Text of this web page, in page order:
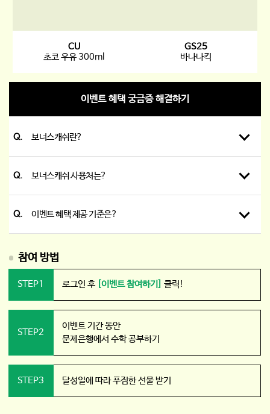
CU
초코 우유 300ml
GS25
바나나킥
이벤트 혜택 궁금증 해결하기
Q. 보너스캐쉬란?
Q. 보너스캐쉬 사용처는?
Q. 이벤트 혜택 제공 기준은?
참여 방법
STEP1 로그인 후 [이벤트 참여하기] 클릭!
STEP2
이벤트 기간 동안
문제은행에서 수학 공부하기
STEP3 달성일에 따라 푸짐한 선물 받기